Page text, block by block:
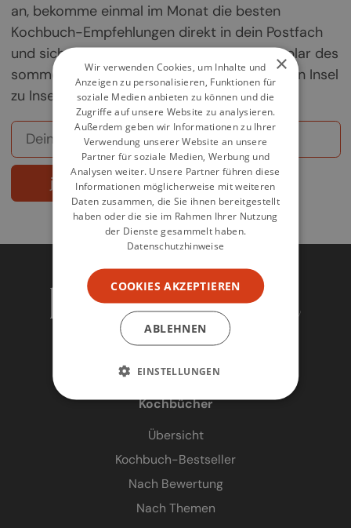
an, bekomme einmal im Monat die besten
Kochbuch-Empfehlungen direkt in dein Postfach
und sichere dir deine Chance auf ein Exemplar des
sommerlichen Griechenland-Kochbuchs „Von Insel
zu Insel".
jetzt abonnieren
Kochbücher
Übersicht
Kochbuch-Bestseller
Nach Bewertung
Nach Themen
×
Wir verwenden Cookies, um Inhalte und
Anzeigen zu personalisieren, Funktionen für
soziale Medien anbieten zu können und die
Zugriffe auf unsere Website zu analysieren.
Außerdem geben wir Informationen zu Ihrer
Verwendung unserer Website an unsere
Partner für soziale Medien, Werbung und
Analysen weiter. Unsere Partner führen diese
Informationen möglicherweise mit weiteren
Daten zusammen, die Sie ihnen bereitgestellt
haben oder die sie im Rahmen Ihrer Nutzung
der Dienste gesammelt haben.
Datenschutzhinweise
COOKIES AKZEPTIEREN
ABLEHNEN
EINSTELLUNGEN